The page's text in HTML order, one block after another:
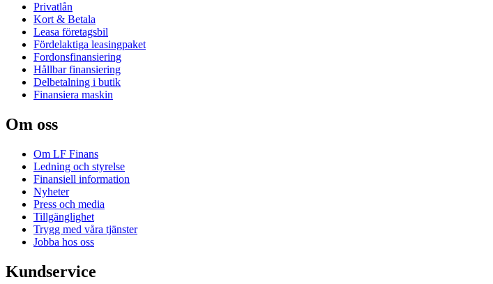
Privatlån
Kort & Betala
Leasa företagsbil
Fördelaktiga leasingpaket
Fordonsfinansiering
Hållbar finansiering
Delbetalning i butik
Finansiera maskin
Om oss
Om LF Finans
Ledning och styrelse
Finansiell information
Nyheter
Press och media
Tillgänglighet
Trygg med våra tjänster
Jobba hos oss
Kundservice